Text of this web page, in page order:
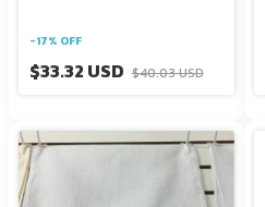
-17% OFF
$33.32 USD $40.03 USD